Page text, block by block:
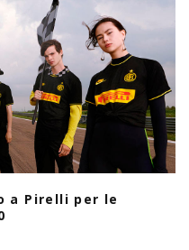
a Pirelli per le